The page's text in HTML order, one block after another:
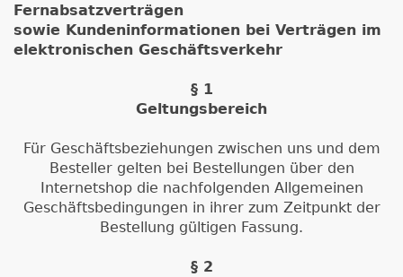
Fernabsatzverträgen
sowie Kundeninformationen bei Verträgen im
elektronischen Geschäftsverkehr
§ 1
Geltungsbereich
Für Geschäftsbeziehungen zwischen uns und dem
Besteller gelten bei Bestellungen über den
Internetshop die nachfolgenden Allgemeinen
Geschäftsbedingungen in ihrer zum Zeitpunkt der
Bestellung gültigen Fassung.
§ 2